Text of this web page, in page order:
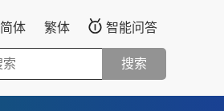
简体 繁体 智能问答
搜索